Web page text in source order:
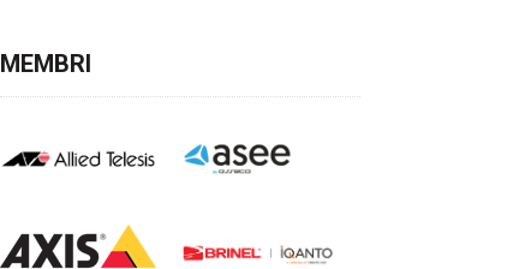
MEMBRI